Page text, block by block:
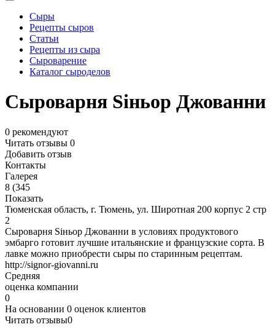
Сыры
Рецепты сыров
Статьи
Рецепты из сыра
Сыроварение
Каталог сыроделов
Сыроварня Siньор Джованни
0 рекомендуют
Читать отзывы 0
Добавить отзыв
Контакты
Галерея
8 (345
Показать
Тюменская область, г. Тюмень, ул. Широтная 200 корпус 2 стр
2
Cыроварня Siньор Джованни в условиях продуктового
эмбарго готовит лучшие итальянские и французские сорта. В
лавке можно приобрести сыры по старинным рецептам.
http://signor-giovanni.ru
Средняя
оценка компании
0
На основании 0 оценок клиентов
Читать отзывы0